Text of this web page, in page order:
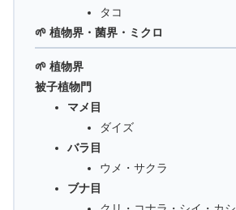
タコ
🌱 植物界・菌界・ミクロ
🌱 植物界
被子植物門
マメ目
ダイズ
バラ目
ウメ・サクラ
ブナ目